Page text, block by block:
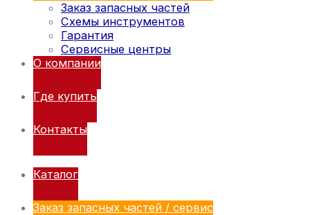
Заказ запасных частей
Схемы инструментов
Гарантия
Сервисные центры
О компании
Где купить
Контакты
Каталог
Заказ запасных частей / сервис